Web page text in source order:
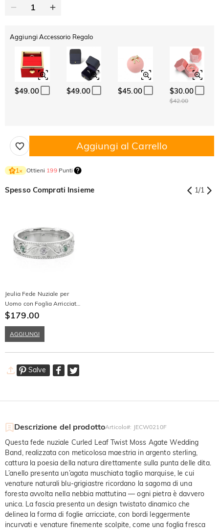
Aggiungi Accessorio Regalo
$49.00 $49.00 $45.00 $30.00
$42.00
Aggiungi al Carrello
1× Ottieni 199Punti
Spesso Comprati Insieme 1/1
Jeulia Fede Nuziale per
Uomo con Foglia Arricciata
Intrecciata in Agata
$179.00
AGGIUNGI
Salve
Descrizione del prodottoArticolo#: JECW0210F
Questa fede nuziale Curled Leaf Twist Moss Agate Wedding
Band, realizzata con meticolosa maestria in argento sterling,
cattura la poesia della natura direttamente sulla punta delle dita.
L’anello presenta un’agata muschiata taglio marquise, le cui
venature naturali blu-grigiastre ricordano la sagoma di una
foresta avvolta nella nebbia mattutina — ogni pietra è davvero
unica. La fascia presenta un design twistato dinamico che
delinea la forma di foglie arricciate, con bordi leggermente
incurvati e venature finemente scolpite, come una foglia fresca